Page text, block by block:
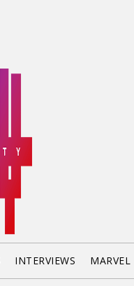
INTERVIEWS